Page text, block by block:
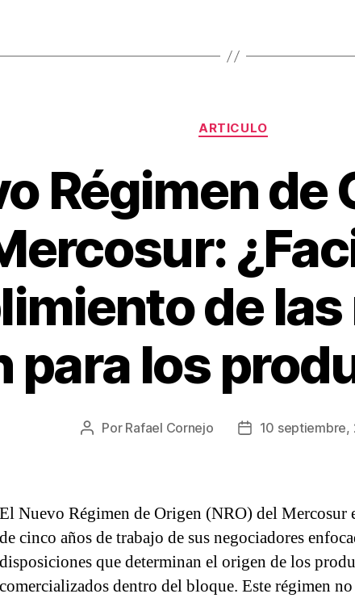
Categorías
ARTICULO
Régimen de
de las
para los
Autor
Por Rafael Cornejo
Fecha10 septiembre,
El Nuevo Régimen de Origen (NRO) del Mercosur
de cinco años de trabajo de sus negociadores
disposiciones que determinan el origen de los
comercializados dentro del bloque. Este régimen